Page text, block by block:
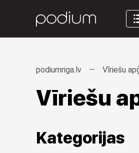
podiumriga.lv Vīriešu
Vīriešu
Kategorijas